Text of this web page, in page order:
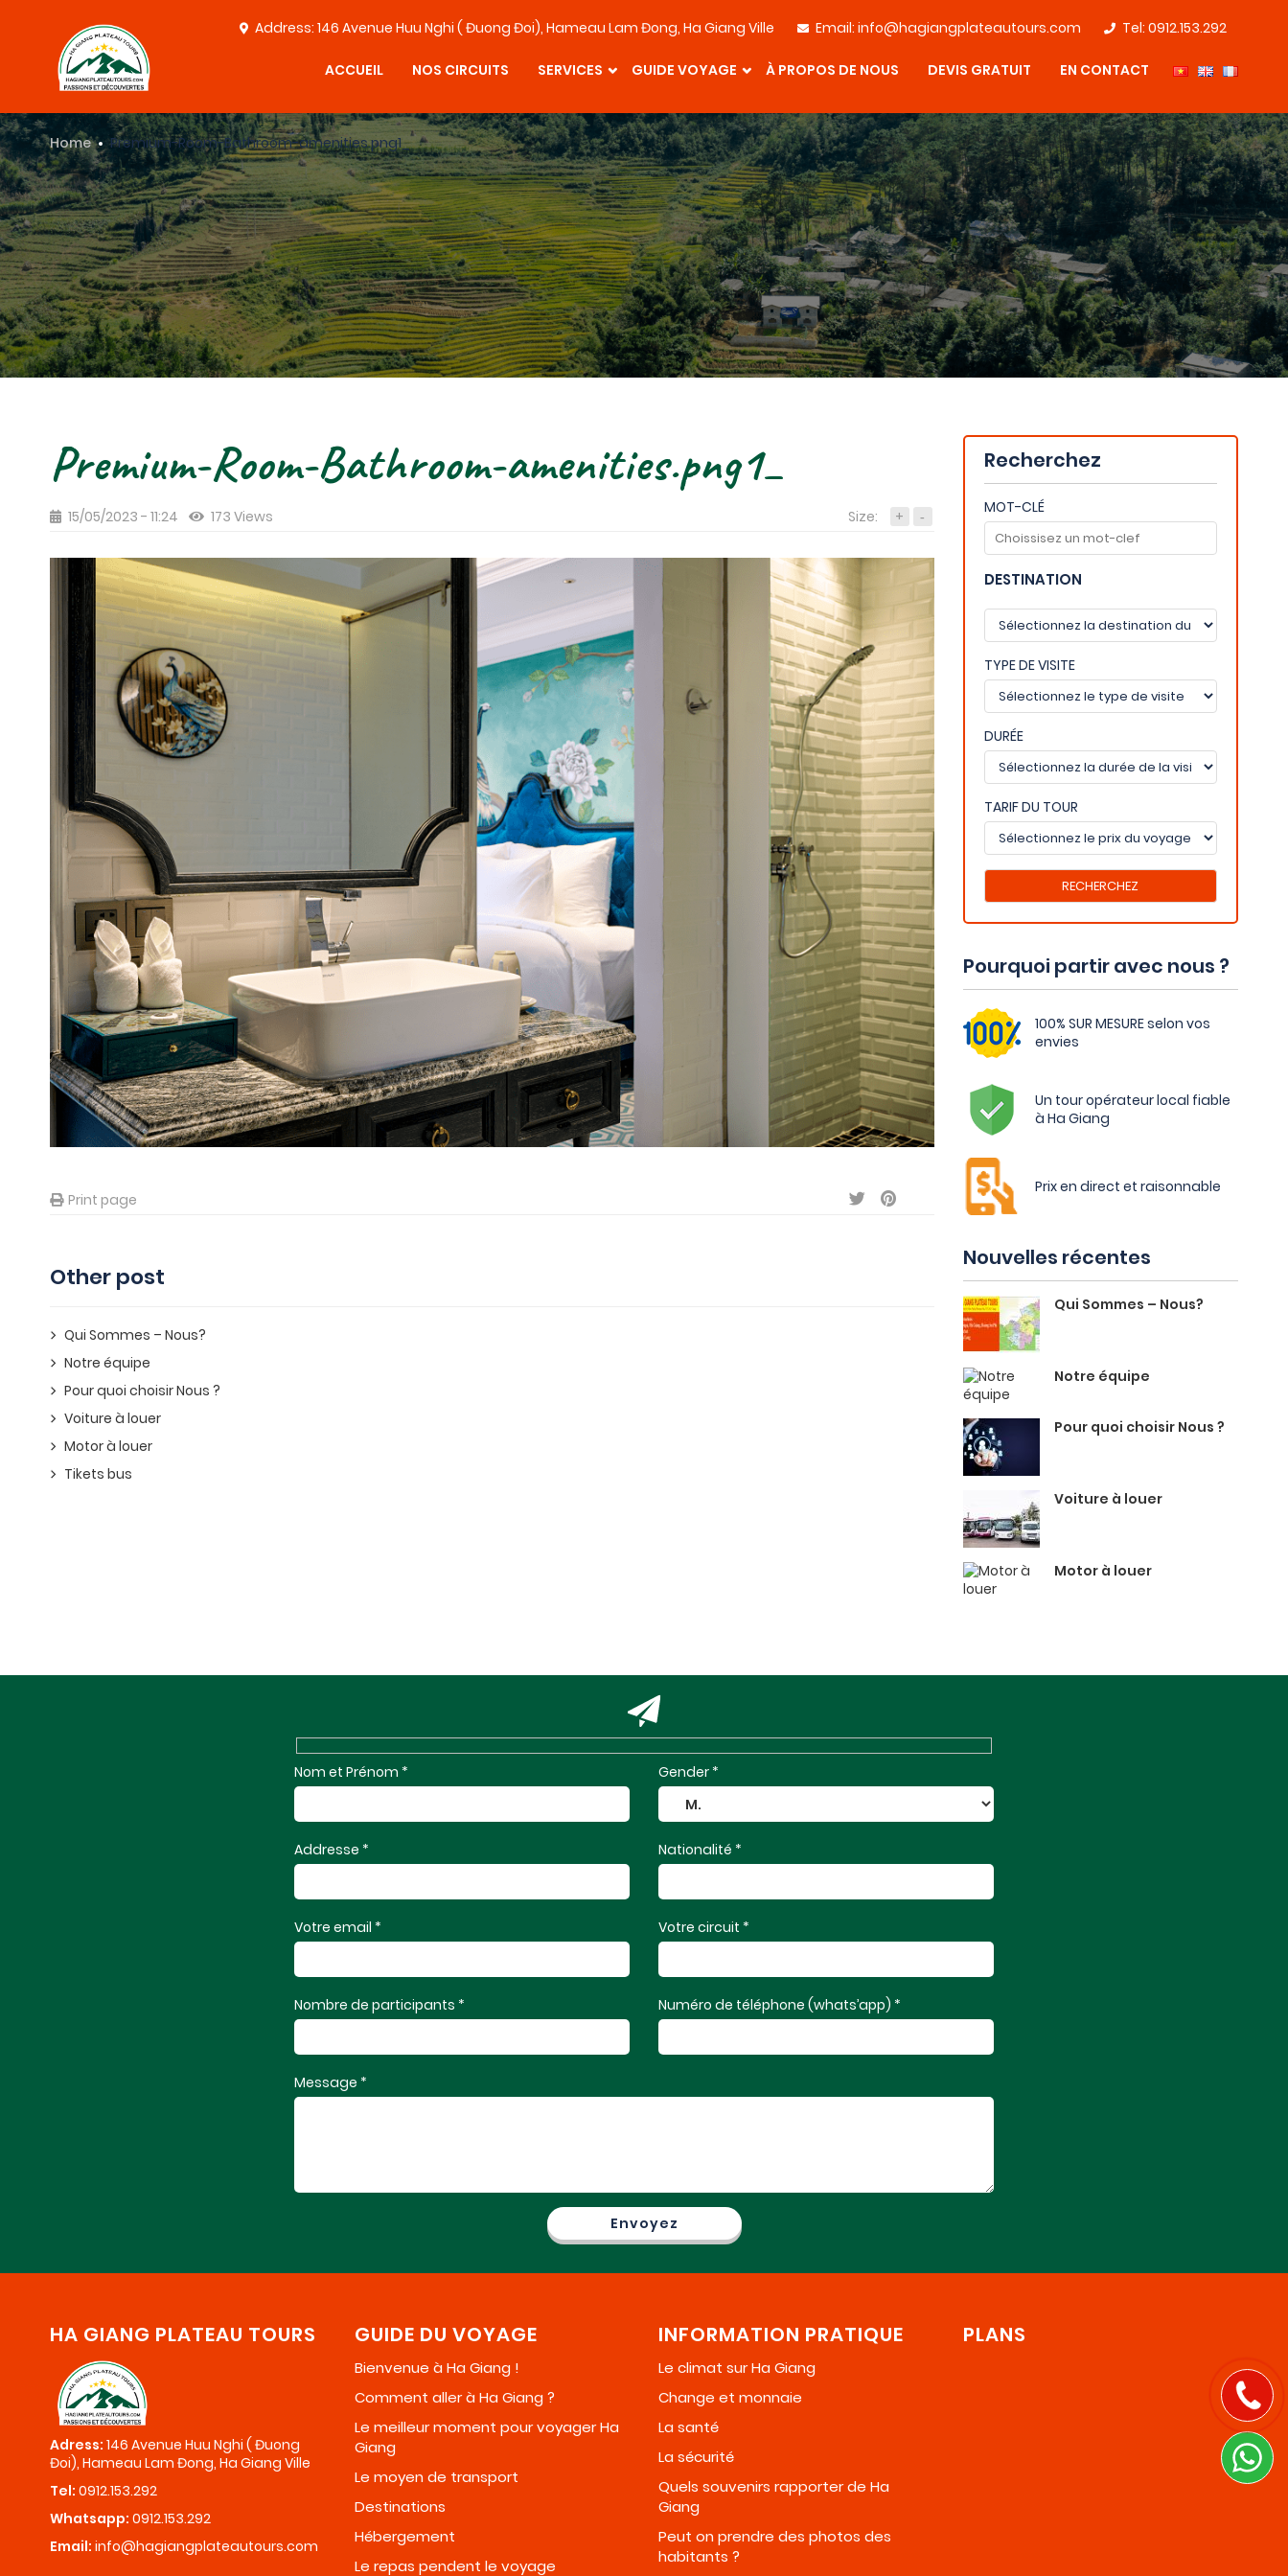
Address: 146 Avenue Huu Nghi ( Đuong Đoi), Hameau Lam Đong, Ha Giang Ville Email: info@hagiangplateautours.com Tel: 0912.153.292
ACCUEIL NOS CIRCUITS SERVICES GUIDE VOYAGE À PROPOS DE NOUS DEVIS GRATUIT EN CONTACT
Home Premium-Room-Bathroom-amenities.png1_
Premium-Room-Bathroom-amenities.png1_
15/05/2023 - 11:24 173 Views Size: + -
Print page
Other post
Qui Sommes – Nous?
Notre équipe
Pour quoi choisir Nous ?
Voiture à louer
Motor à louer
Tikets bus
Recherchez
MOT-CLÉ
DESTINATION
TYPE DE VISITE
DURÉE
TARIF DU TOUR
Pourquoi partir avec nous ?
100% SUR MESURE selon vos
envies
Un tour opérateur local fiable
à Ha Giang
Prix en direct et raisonnable
Nouvelles récentes
Qui Sommes – Nous?
Notre équipe
Pour quoi choisir Nous ?
Voiture à louer
Motor à louer
Nom et Prénom * Gender *
Addresse * Nationalité *
Votre email * Votre circuit *
Nombre de participants * Numéro de téléphone (whats’app) *
Message *
HA GIANG PLATEAU TOURS
Adress: 146 Avenue Huu Nghi ( Đuong
Đoi), Hameau Lam Đong, Ha Giang Ville
Tel: 0912.153.292
Whatsapp: 0912.153.292
Email: info@hagiangplateautours.com
GUIDE DU VOYAGE
Bienvenue à Ha Giang !
Comment aller à Ha Giang ?
Le meilleur moment pour voyager Ha
Giang
Le moyen de transport
Destinations
Hébergement
Le repas pendent le voyage
INFORMATION PRATIQUE
Le climat sur Ha Giang
Change et monnaie
La santé
La sécurité
Quels souvenirs rapporter de Ha
Giang
Peut on prendre des photos des
habitants ?
PLANS